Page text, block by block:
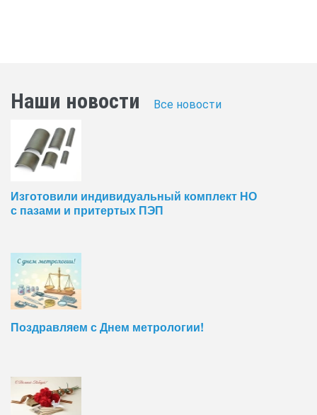
Наши новости Все новости
Изготовили индивидуальный комплект НО
с пазами и притертых ПЭП
Поздравляем с Днем метрологии!